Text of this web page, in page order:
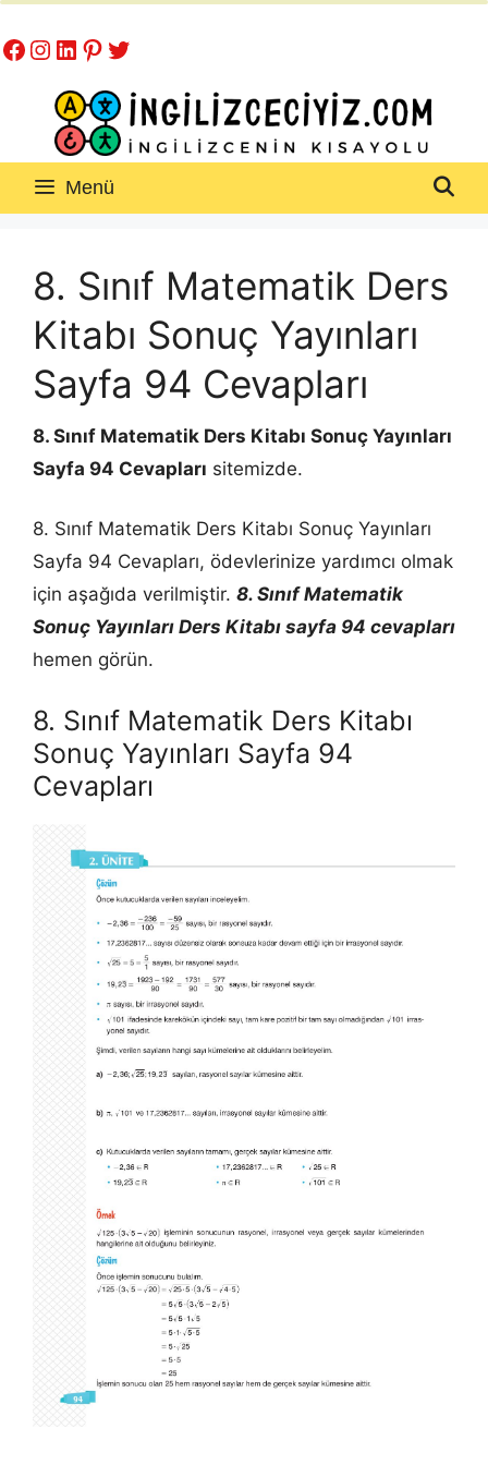
atla
Facebook
Instagram
LinkedIn
Pinterest
Twitter
Menü
8. Sınıf Matematik Ders
Kitabı Sonuç Yayınları
Sayfa 94 Cevapları
8. Sınıf Matematik Ders Kitabı Sonuç Yayınları
Sayfa 94 Cevapları sitemizde.
8. Sınıf Matematik Ders Kitabı Sonuç Yayınları
Sayfa 94 Cevapları, ödevlerinize yardımcı olmak
için aşağıda verilmiştir. 8. Sınıf Matematik
Sonuç Yayınları Ders Kitabı sayfa 94 cevapları
hemen görün.
8. Sınıf Matematik Ders Kitabı
Sonuç Yayınları Sayfa 94
Cevapları